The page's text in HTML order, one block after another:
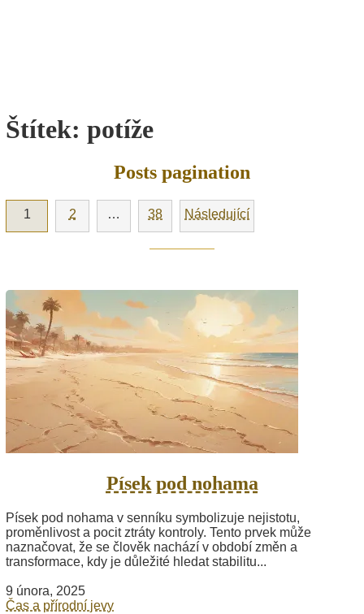
Štítek: potíže
Posts pagination
1 2 … 38 Následující
Písek pod nohama
Písek pod nohama v senníku symbolizuje nejistotu,
proměnlivost a pocit ztráty kontroly. Tento prvek může
naznačovat, že se člověk nachází v období změn a
transformace, kdy je důležité hledat stabilitu...
9 února, 2025
Čas a přírodní jevy